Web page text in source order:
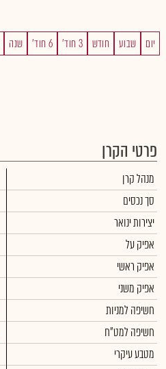
יום שבוע חודש 3 חוד' 6 חוד' שנה
פרטי הקרן
מנהל קרן
סך נכסים
יצירות ינואר
אפיק על
אפיק ראשי
אפיק משני
חשיפה למניות
חשיפה למט"ח
מטבע עיקרי